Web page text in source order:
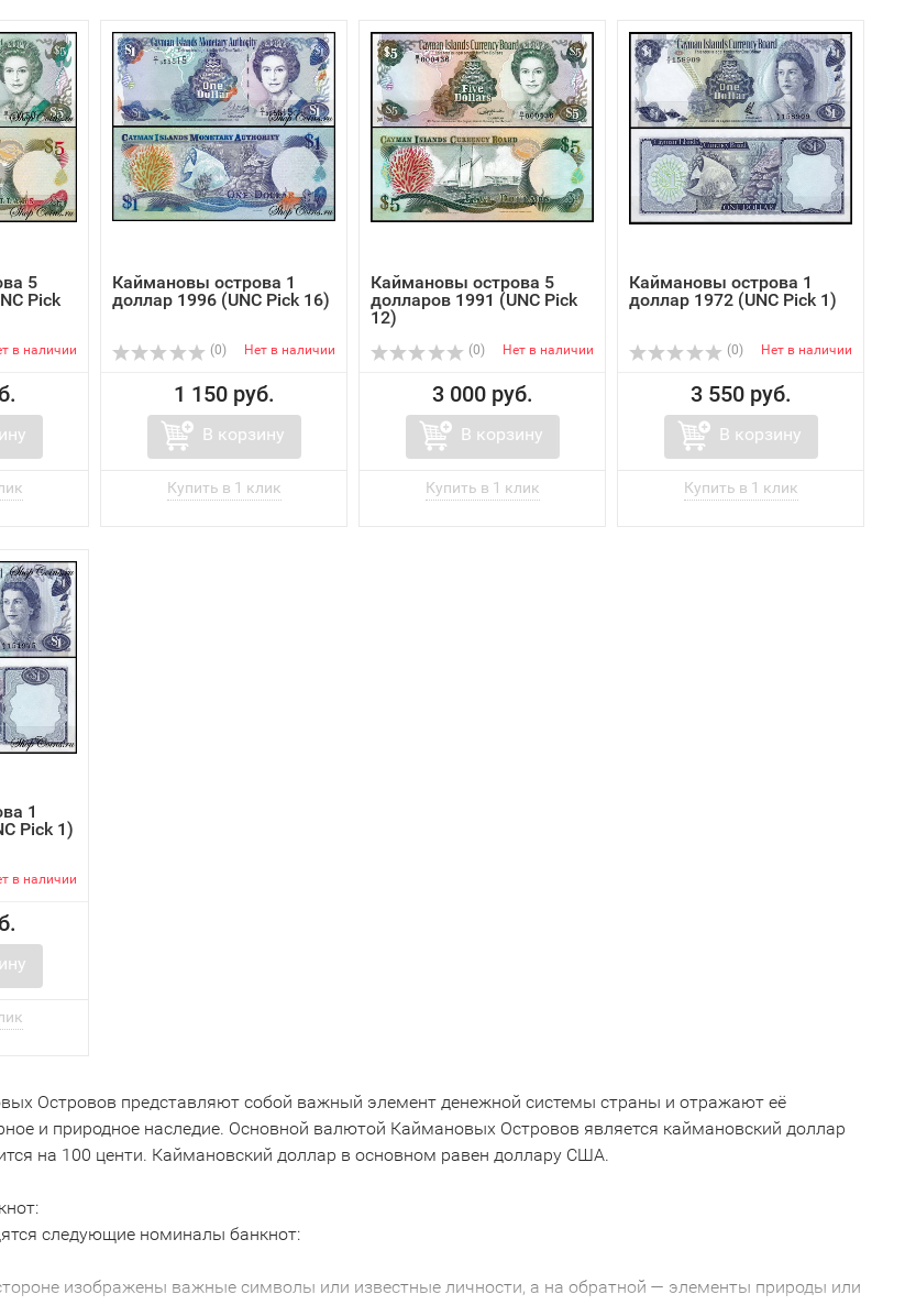
5
Pick
в наличии
Каймановы острова 1
доллар 1996 (UNC Pick 16)
(0) Нет в наличии
1 150 руб.
В корзину
Каймановы острова 5
долларов 1991 (UNC Pick
12)
(0) Нет в наличии
3 000 руб.
В корзину
Каймановы острова 1
доллар 1972 (UNC Pick 1)
(0) Нет в наличии
3 550 руб.
В корзину
1
Pick 1)
в наличии
Островов представляют собой важный элемент денежной системы страны и отражают её
и природное наследие. Основной валютой Каймановых Островов является каймановский доллар
на 100 центи. Каймановский доллар в основном равен доллару США.
следующие номиналы банкнот:
изображены важные символы или известные личности, а на обратной — элементы природы или